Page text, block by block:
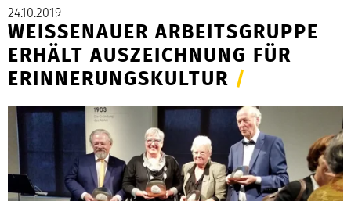
24.10.2019
WEISSENAUER ARBEITSGRUPPE
ERHÄLT AUSZEICHNUNG FÜR
ERINNERUNGSKULTUR /